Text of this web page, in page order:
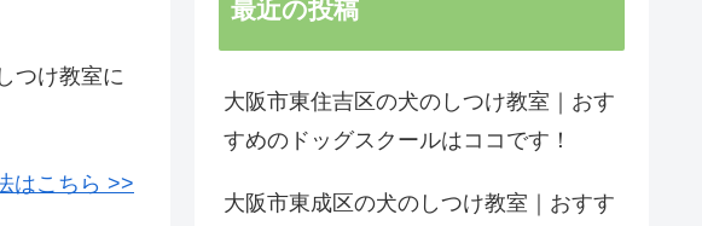
つけ教室に
はこちら >>
最近の投稿
大阪市東住吉区の犬のしつけ教室｜おす
すめのドッグスクールはココです！
大阪市東成区の犬のしつけ教室｜おすす